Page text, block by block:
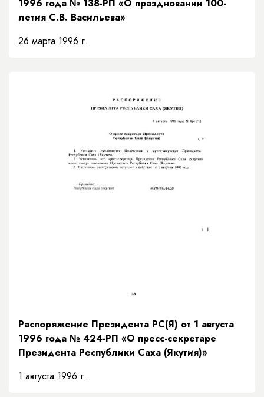
1996 года № 138-РП «О праздновании 100-
летия С.В. Васильева»
26 марта 1996 г.
Распоряжение Президента РС(Я) от 1 августа
1996 года № 424-РП «О пресс-секретаре
Президента Республики Саха (Якутия)»
1 августа 1996 г.